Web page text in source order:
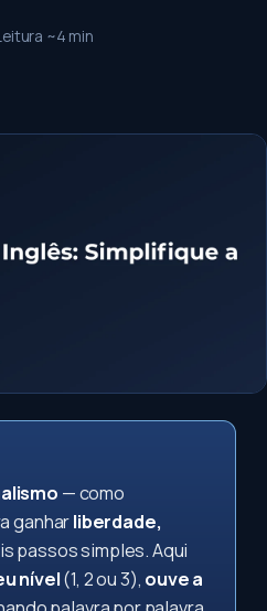
~4 min
— como
ganharliberdade,
passos simples. Aqui
nível(1, 2 ou 3), ouve a